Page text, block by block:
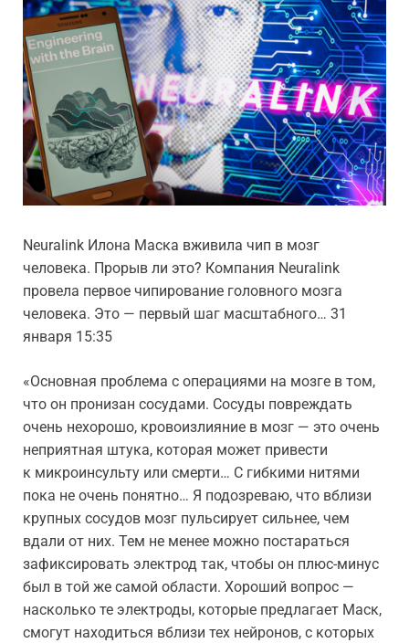
Neuralink Илона Маска вживила чип в мозг
человека. Прорыв ли это? Компания Neuralink
провела первое чипирование головного мозга
человека. Это — первый шаг масштабного… 31
января 15:35
«Основная проблема с операциями на мозге в том,
что он пронизан сосудами. Сосуды повреждать
очень нехорошо, кровоизлияние в мозг — это очень
неприятная штука, которая может привести
к микроинсульту или смерти… С гибкими нитями
пока не очень понятно… Я подозреваю, что вблизи
крупных сосудов мозг пульсирует сильнее, чем
вдали от них. Тем не менее можно постараться
зафиксировать электрод так, чтобы он плюс-минус
был в той же самой области. Хороший вопрос —
насколько те электроды, которые предлагает Маск,
смогут находиться вблизи тех нейронов, с которых